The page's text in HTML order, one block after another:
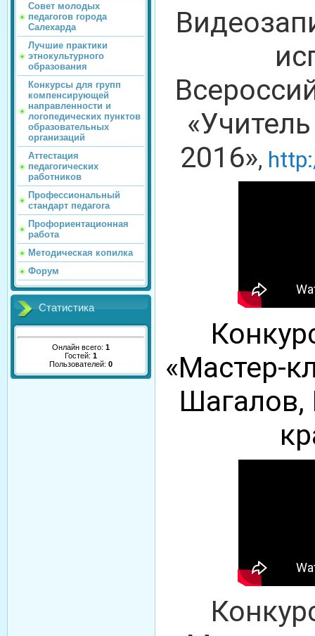
Совет молодых
педагогов города
Салехарда
Лучшие практики
этнокультурного
образования
Конкурсы для групп
компенсирующей
направленности и
логопедических пунктов
образовательных
организаций
Аттестация
педагогических
работников
Профессиональный
стандарт педагога
Профориентационная
работа
Методическая копилка
Форум
Статистика
Онлайн всего: 1
Гостей: 1
Пользователей: 0
2016»,
«Мастер-
Шагалов,